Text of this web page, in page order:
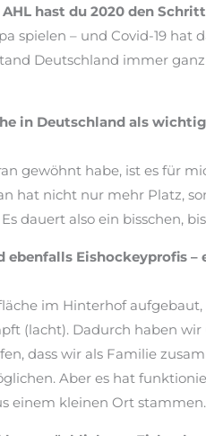
hast du 2020 den
spielen – und Covid-19 hat
Deutschland immer
in Deutschland als
gewöhnt habe, ist es für
hat nicht nur mehr Platz,
dauert also ein bisschen,
ebenfalls Eishockeyprofis
im Hinterhof
(lacht). Dadurch haben
dass wir als Familie
Aber es hat
einem kleinen Ort stammen.